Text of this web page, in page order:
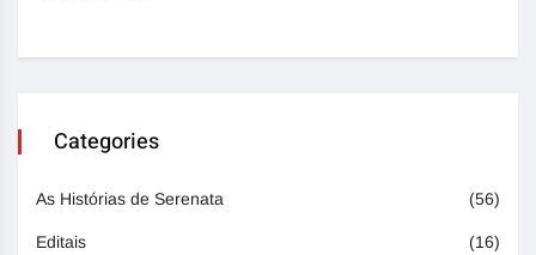
Categories
As Histórias de Serenata (56)
Editais (16)